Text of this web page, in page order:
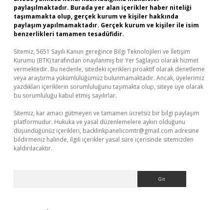
paylaşılmaktadır. Burada yer alan içerikler haber niteliği
taşımamakta olup, gerçek kurum ve kişiler hakkında
paylaşım yapılmamaktadır. Gerçek kurum ve kişiler ile isim
benzerlikleri tamamen tesadüfidir.
Sitemiz, 5651 Sayılı Kanun gereğince Bilgi Teknolojileri ve İletişim
Kurumu (BTK) tarafından onaylanmış bir Yer Sağlayıcı olarak hizmet
vermektedir. Bu nedenle, sitedeki içerikleri proaktif olarak denetleme
veya araştırma yükümlülüğümüz bulunmamaktadır. Ancak, üyelerimiz
yazdıkları içeriklerin sorumluluğunu taşımakta olup, siteye üye olarak
bu sorumluluğu kabul etmiş sayılırlar.
Sitemiz, kar amacı gütmeyen ve tamamen ücretsiz bir bilgi paylaşım
platformudur. Hukuka ve yasal düzenlemelere aykırı olduğunu
düşündüğünüz içerikleri, backlinkpanelicomtr@gmail.com adresine
bildirmeniz halinde, ilgili içerikler yasal süre içerisinde sitemizden
kaldırılacaktır.